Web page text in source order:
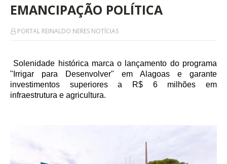
EMANCIPAÇÃO POLÍTICA
PORTAL REINALDO NERES NOTÍCIAS
Solenidade histórica marca o lançamento do programa
"Irrigar para Desenvolver" em Alagoas e garante
investimentos superiores a R$ 6 milhões em
infraestrutura e agricultura.